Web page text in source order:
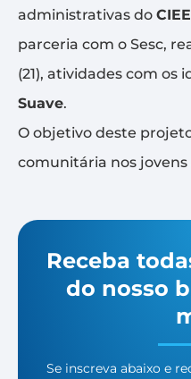
administrativas do
parceria com o Sesc,
(21), atividades com os
Suave.
O objetivo deste
comunitária nos jovens
Receba
do nosso
Se inscreva abaixo e